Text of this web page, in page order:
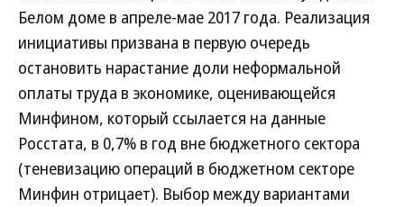
Белом доме в апреле-мае 2017 года. Реализация
инициативы призвана в первую очередь
остановить нарастание доли неформальной
оплаты труда в экономике, оценивающейся
Минфином, который ссылается на данные
Росстата, в 0,7% в год вне бюджетного сектора
(теневизацию операций в бюджетном секторе
Минфин отрицает). Выбор между вариантами